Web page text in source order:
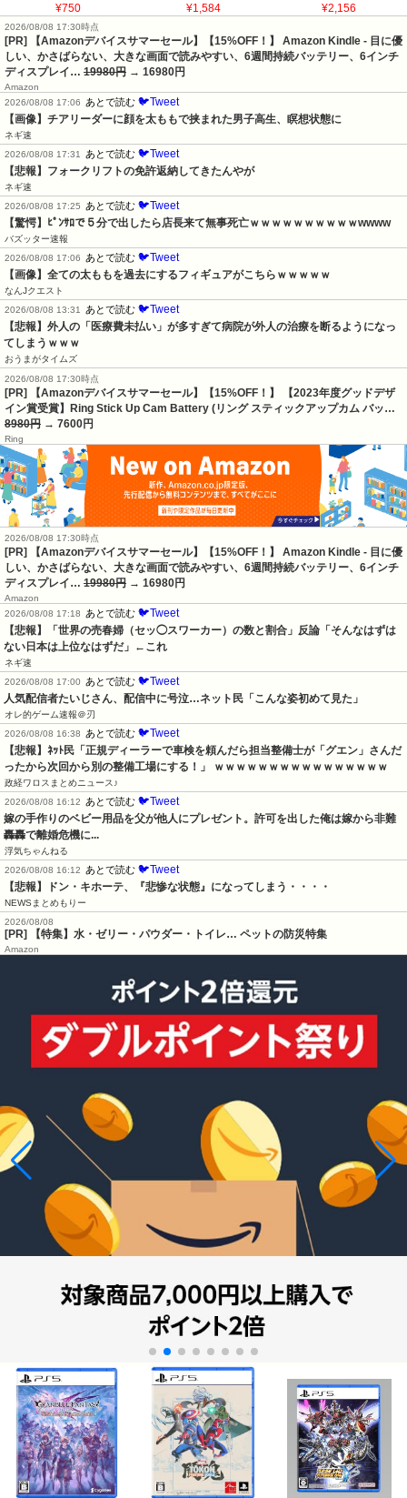
¥750 ¥1,584 ¥2,156
2026/08/08 17:30時点
[PR] 【Amazonデバイスサマーセール】【15%OFF！】 Amazon Kindle - 目に優
しい、かさばらない、大きな画面で読みやすい、6週間持続バッテリー、6インチ
ディスプレイ… 19980円 → 16980円
Amazon
2026/08/08 17:06
あとで読む 🐦Tweet
【画像】チアリーダーに顔を太ももで挟まれた男子高生、瞑想状態に
ネギ速
2026/08/08 17:31
あとで読む 🐦Tweet
【悲報】フォークリフトの免許返納してきたんやが
ネギ速
2026/08/08 17:25
あとで読む 🐦Tweet
【驚愕】ﾋﾟﾝｻﾛで５分で出したら店長来て無事死亡ｗｗｗｗｗｗｗｗｗｗwwww
バズッター速報
2026/08/08 17:06
あとで読む 🐦Tweet
【画像】全ての太ももを過去にするフィギュアがこちらｗｗｗｗｗ
なんJクエスト
2026/08/08 13:31
あとで読む 🐦Tweet
【悲報】外人の「医療費未払い」が多すぎて病院が外人の治療を断るようになっ
てしまうｗｗｗ
おうまがタイムズ
2026/08/08 17:30時点
[PR] 【Amazonデバイスサマーセール】【15%OFF！】 【2023年度グッドデザ
イン賞受賞】Ring Stick Up Cam Battery (リング スティックアップカム バッ…
8980円 → 7600円
Ring
2026/08/08 17:30時点
[PR] 【Amazonデバイスサマーセール】【15%OFF！】 Amazon Kindle - 目に優
しい、かさばらない、大きな画面で読みやすい、6週間持続バッテリー、6インチ
ディスプレイ… 19980円 → 16980円
Amazon
2026/08/08 17:18
あとで読む 🐦Tweet
【悲報】「世界の売春婦（セッ◯スワーカー）の数と割合」反論「そんなはずは
ない日本は上位なはずだ」←これ
ネギ速
2026/08/08 17:00
あとで読む 🐦Tweet
人気配信者たいじさん、配信中に号泣…ネット民「こんな姿初めて見た」
オレ的ゲーム速報＠刃
2026/08/08 16:38
あとで読む 🐦Tweet
【悲報】ﾈｯﾄ民「正規ディーラーで車検を頼んだら担当整備士が「グエン」さんだ
ったから次回から別の整備工場にする！」 ｗｗｗｗｗｗｗｗｗｗｗｗｗｗｗｗ
政経ワロスまとめニュース♪
2026/08/08 16:12
あとで読む 🐦Tweet
嫁の手作りのベビー用品を父が他人にプレゼント。許可を出した俺は嫁から非難
轟轟で離婚危機に...
浮気ちゃんねる
2026/08/08 16:12
あとで読む 🐦Tweet
【悲報】ドン・キホーテ、『悲惨な状態』になってしまう・・・・
NEWSまとめもりー
2026/08/08
[PR] 【特集】水・ゼリー・パウダー・トイレ… ペットの防災特集
Amazon